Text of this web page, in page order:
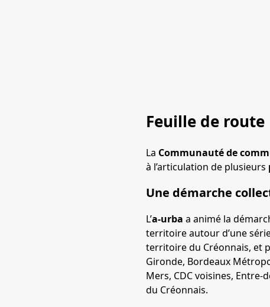
Feuille de route
La Communauté de
à l’articulation de plusieurs
Une démarche
L’a-urba a animé la
territoire autour d’une
territoire du Créonnais, et
Gironde, Bordeaux
Mers, CDC voisines,
du Créonnais.